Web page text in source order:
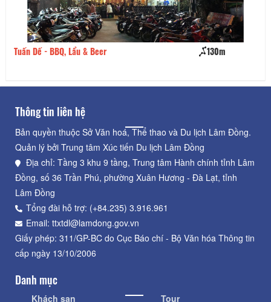
Tuấn Dế - BBQ, Lẩu & Beer 130m
Thông tin liên hệ
Bản quyền thuộc Sở Văn hoá, Thể thao và Du lịch Lâm Đồng.
Quản lý bởi Trung tâm Xúc tiến Du lịch Lâm Đồng
Địa chỉ: Tầng 3 khu 9 tầng, Trung tâm Hành chính tỉnh Lâm
Đồng, số 36 Trần Phú, phường Xuân Hương - Đà Lạt, tỉnh
Lâm Đồng
Tổng đài hỗ trợ: (+84.235) 3.916.961
Email: ttxtdl@lamdong.gov.vn
Giấy phép: 311/GP-BC do Cục Báo chí - Bộ Văn hóa Thông tin
cấp ngày 13/10/2006
Danh mục
Khách sạn
Tour